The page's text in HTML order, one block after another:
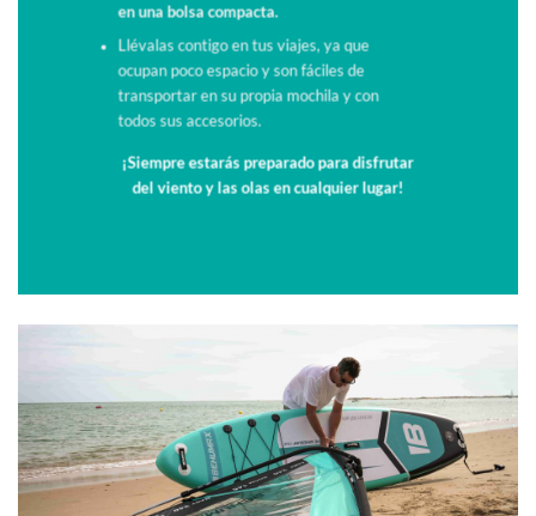
en una bolsa compacta.
Llévalas contigo en tus viajes, ya que
ocupan poco espacio y son fáciles de
transportar en su propia mochila y con
todos sus accesorios.
¡Siempre estarás preparado para disfrutar
del viento y las olas en cualquier lugar!